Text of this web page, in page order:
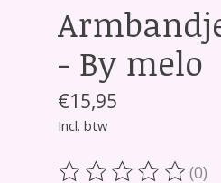
- By melo
€15,95
Incl. btw
(0)